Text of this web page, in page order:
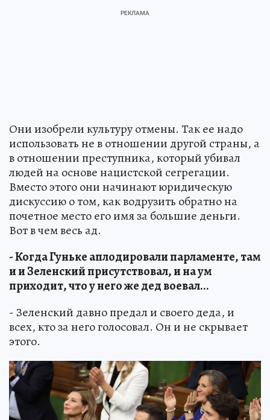
Они изобрели культуру отмены. Так ее надо
использовать не в отношении другой страны, а
в отношении преступника, который убивал
людей на основе нацистской сегрегации.
Вместо этого они начинают юридическую
дискуссию о том, как водрузить обратно на
почетное место его имя за большие деньги.
Вот в чем весь ад.
- Когда Гуньке аплодировали парламенте, там
и и Зеленский присутствовал, и на ум
приходит, что у него же дед воевал...
- Зеленский давно предал и своего деда, и
всех, кто за него голосовал. Он и не скрывает
этого.